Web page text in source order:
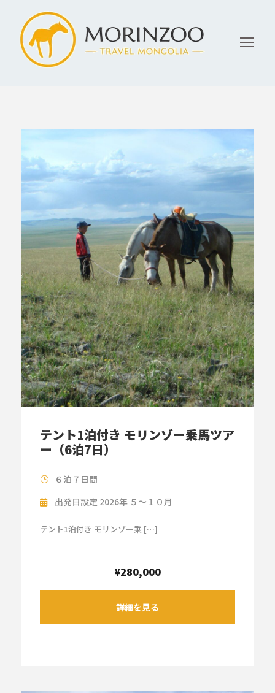
テント1泊付き モリンゾー乗馬ツア
ー（6泊7日）
６泊７日間
出発日設定 2026年 ５～１０月
テント1泊付き モリンゾー乗 […]
¥280,000
詳細を見る